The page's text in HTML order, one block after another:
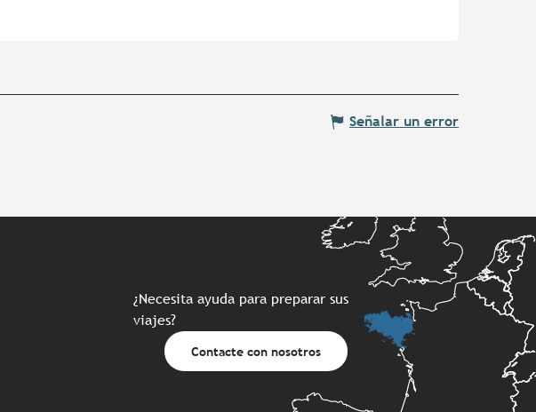
Señalar un error
¿Necesita ayuda para preparar sus
viajes?
Contacte con nosotros